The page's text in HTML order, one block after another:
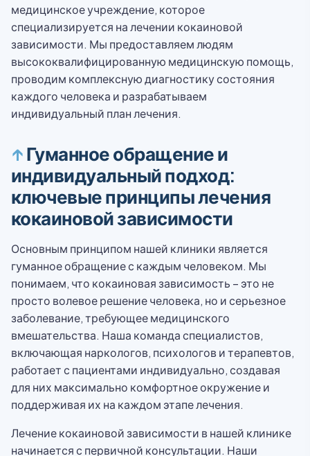
медицинское учреждение, которое
специализируется на лечении кокаиновой
зависимости. Мы предоставляем людям
высококвалифицированную медицинскую помощь,
проводим комплексную диагностику состояния
каждого человека и разрабатываем
индивидуальный план лечения.
↑Гуманное обращение и
индивидуальный подход:
ключевые принципы лечения
кокаиновой зависимости
Основным принципом нашей клиники является
гуманное обращение с каждым человеком. Мы
понимаем, что кокаиновая зависимость – это не
просто волевое решение человека, но и серьезное
заболевание, требующее медицинского
вмешательства. Наша команда специалистов,
включающая наркологов, психологов и терапевтов,
работает с пациентами индивидуально, создавая
для них максимально комфортное окружение и
поддерживая их на каждом этапе лечения.
Лечение кокаиновой зависимости в нашей клинике
начинается с первичной консультации. Наши